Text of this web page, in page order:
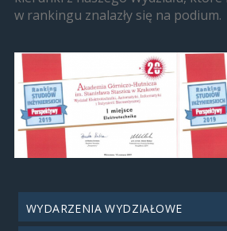
w rankingu znalazły się na podium.
WYDARZENIA WYDZIAŁOWE